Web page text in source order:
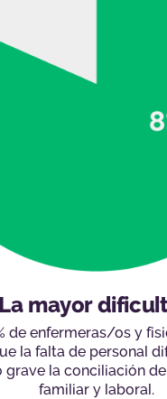
La mayor
de enfermeras/os y
la falta de personal
la conciliación
familiar y laboral.